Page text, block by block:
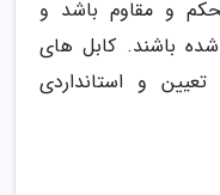
و مقاوم باشد و
باشند. کابل های
تعیین و استانداردی